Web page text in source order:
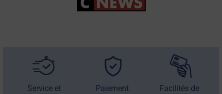
Service et
Paiement
Facilités de